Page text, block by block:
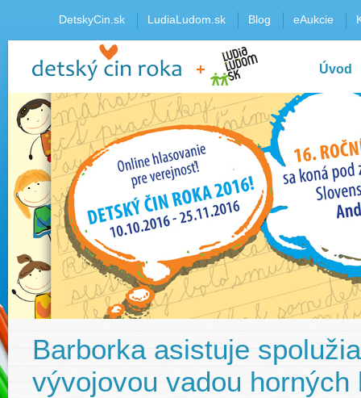
DetskyCin.sk LudiaLudom.sk Blog eAukcie
Úvod
Barborka asistuje
vývojovou vadou horných